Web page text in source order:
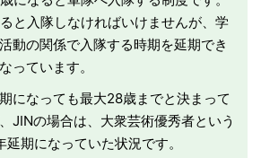
と入隊しなければいけませんが、学
動の関係で入隊する時期を延期でき
っています。
になっても最大28歳までと決まって
JINの場合は、大衆芸術優秀者という
延期になっていた状況です。